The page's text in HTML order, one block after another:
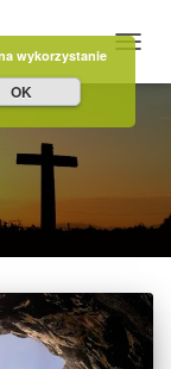
wykorzystanie
OK